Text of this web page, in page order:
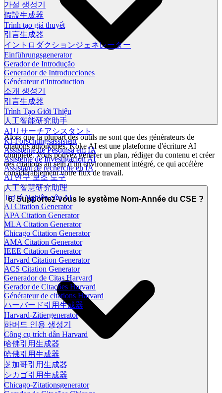
가설 생성기
假設生成器
Trình tạo giả thuyết
引言生成器
イントロダクションジェネレーター
Einführungsgenerator
Gerador de Introdução
Generador de Introducciones
Générateur d'Introduction
소개 생성기
引言生成器
Trình Tạo Giới Thiệu
人工智能研究助手
AIリサーチアシスタント
KI-Forschungsassistent
Assistente de Pesquisa em IA
Asistente de Investigación AI
Assistant de recherche en IA
AI 연구 보조 도구
人工智慧研究助理
Trợ lý Nghiên cứu AI
AI Citation Generator
APA Citation Generator
MLA Citation Generator
Chicago Citation Generator
AMA Citation Generator
IEEE Citation Generator
Harvard Citation Generator
ACS Citation Generator
Generador de Citas Harvard
Gerador de Citações Harvard
Générateur de citations Harvard
ハーバード引用生成器
Harvard-Zitiergenerator
하버드 인용 생성기
Công cụ trích dẫn Harvard
哈佛引用生成器
哈佛引用生成器
芝加哥引用生成器
シカゴ引用生成器
Chicago-Zitationsgenerator
Alors que la plupart des outils ne sont que des générateurs de
citations autonomes, Koke AI est une plateforme d'écriture AI
complète. Vous pouvez générer un plan, rédiger du contenu et créer
des citations au sein d'un environnement intégré, ce qui accélère
considérablement votre flux de travail.
6. Supportez-vous le système Nom-Année du CSE ?